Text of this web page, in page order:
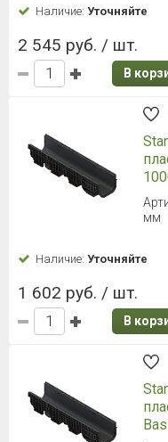
Наличие: Уточняйте
2 545 руб. / шт.
В
мм
Наличие: Уточняйте
1 602 руб. / шт.
В